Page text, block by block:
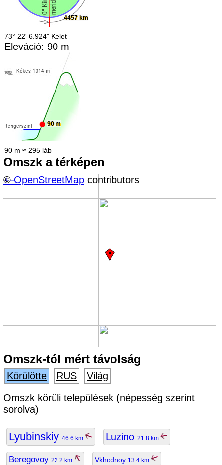
4457 km
73° 22' 6.924" Kelet
Eleváció: 90 m
90 m
90 m ≈ 295 láb
Omszk a térképen
+−
©OpenStreetMap contributors
Omszk-tól mért távolság
Körülötte RUS
Világ
Omszk körüli települések (népesség szerint
sorolva)
Lyubinskiy 46.6 km Luzino 21.8 km
Beregovoy 22.2 km Vkhodnoy 13.4 km